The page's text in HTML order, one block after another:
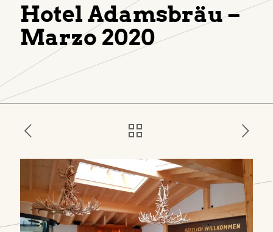
Hotel Adamsbräu –
Marzo 2020